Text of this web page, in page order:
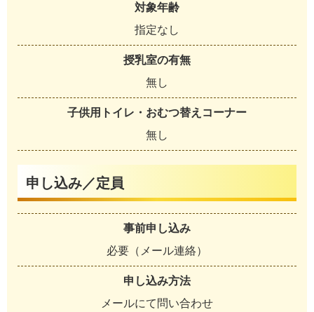
対象年齢
指定なし
授乳室の有無
無し
子供用トイレ・おむつ替えコーナー
無し
申し込み／定員
事前申し込み
必要（メール連絡）
申し込み方法
メールにて問い合わせ